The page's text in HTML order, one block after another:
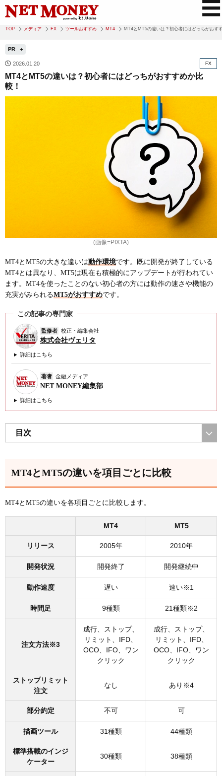
TOP メディア FX ツールおすすめ MT4 MT4とMT5の違いは？初心者にはどっちがおす
PR
2026.01.20 FX
MT4とMT5の違いは？初心者にはどっちがおすすめか比
較！
(画像=PIXTA)
MT4とMT5の大きな違いは動作環境です。既に開発が終了している
MT4とは異なり、MT5は現在も積極的にアップデートが行われてい
ます。MT4を使ったことのない初心者の方には動作の速さや機能の
充実がみられるMT5がおすすめです。
この記事の専門家
監修者 校正・編集会社
株式会社ヴェリタ
詳細はこちら
著者 金融メディア
NET MONEY編集部
詳細はこちら
目次
MT4とMT5の違いを項目ごとに比較
MT4とMT5の違いを各項目ごとに比較します。
MT4 MT5
リリース 2005年 2010年
開発状況 開発終了 開発継続中
動作速度 遅い 速い※1
時間足 9種類 21種類※2
注文方法※3
成行、ストップ、
リミット、IFD、
OCO、IFO、ワン
クリック
成行、ストップ、
リミット、IFD、
OCO、IFO、ワン
クリック
ストップリミット
注文
なし あり※4
部分約定 不可 可
描画ツール 31種類 44種類
標準搭載のインジ
ケーター
30種類 38種類